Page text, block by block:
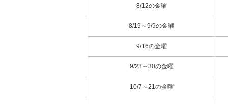
8/12の金曜
8/19～9/9の金曜
9/16の金曜
9/23～30の金曜
10/7～21の金曜